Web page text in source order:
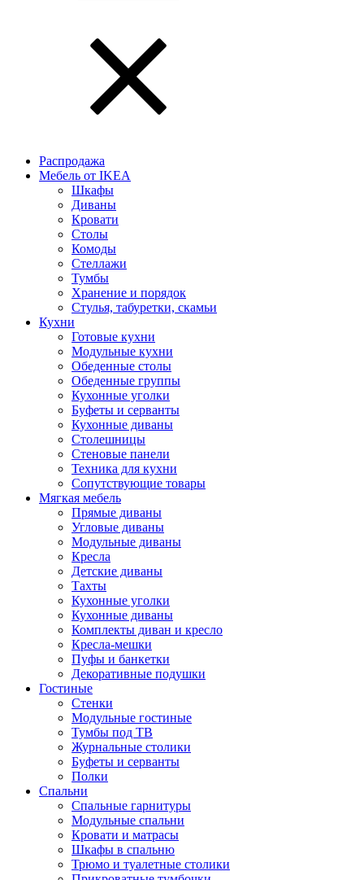
Распродажа
Мебель от IKEA
Шкафы
Диваны
Кровати
Столы
Комоды
Стеллажи
Тумбы
Хранение и порядок
Стулья, табуретки, скамьи
Кухни
Готовые кухни
Модульные кухни
Обеденные столы
Обеденные группы
Кухонные уголки
Буфеты и серванты
Кухонные диваны
Столешницы
Стеновые панели
Техника для кухни
Сопутствующие товары
Мягкая мебель
Прямые диваны
Угловые диваны
Модульные диваны
Кресла
Детские диваны
Тахты
Кухонные уголки
Кухонные диваны
Комплекты диван и кресло
Кресла-мешки
Пуфы и банкетки
Декоративные подушки
Гостиные
Стенки
Модульные гостиные
Тумбы под ТВ
Журнальные столики
Буфеты и серванты
Полки
Спальни
Спальные гарнитуры
Модульные спальни
Кровати и матрасы
Шкафы в спальню
Трюмо и туалетные столики